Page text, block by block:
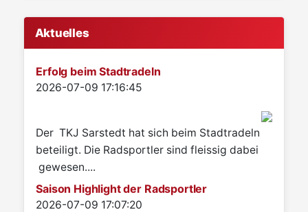
Aktuelles
Erfolg beim Stadtradeln
Details
2026-07-09 17:16:45
Der TKJ Sarstedt hat sich beim Stadtradeln
beteiligt. Die Radsportler sind fleissig dabei
gewesen....
Saison Highlight der Radsportler
Details
2026-07-09 17:07:20